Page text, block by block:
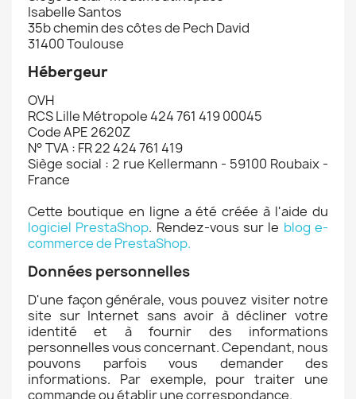
Isabelle Santos
35b chemin des côtes de Pech David
31400 Toulouse
Hébergeur
OVH
RCS Lille Métropole 424 761 419 00045
Code APE 2620Z
N° TVA : FR 22 424 761 419
Siège social : 2 rue Kellermann - 59100 Roubaix -
France
Cette boutique en ligne a été créée à l'aide du
logiciel PrestaShop. Rendez-vous sur le blog e-
commerce de PrestaShop.
Données personnelles
D'une façon générale, vous pouvez visiter notre
site sur Internet sans avoir à décliner votre
identité et à fournir des informations
personnelles vous concernant. Cependant, nous
pouvons parfois vous demander des
informations. Par exemple, pour traiter une
commande ou établir une correspondance.